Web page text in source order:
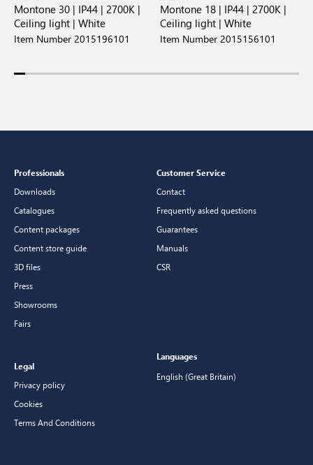
Montone 30 | IP44 | 2700K |
Ceiling light | White
Item Number 2015196101
Montone 18 | IP44 | 2700K |
Ceiling light | White
Item Number 2015156101
Professionals
Downloads
Catalogues
Content packages
Content store guide
3D files
Press
Showrooms
Fairs
Customer Service
Contact
Frequently asked questions
Guarantees
Manuals
CSR
Legal
Privacy policy
Cookies
Terms And Conditions
Languages
English (Great Britain)